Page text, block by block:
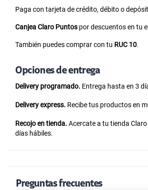
Paga con tarjeta de crédito, débito o
Canjea Claro Puntos por descuentos en tu
También puedes comprar con tu RUC 10.
Opciones de entrega
Delivery programado. Entrega hasta en 3
Delivery express. Recibe tus productos en
Recojo en tienda. Acercate a tu tienda
días hábiles.
Preguntas frecuentes